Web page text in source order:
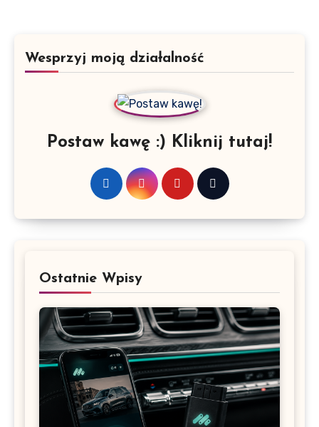
Wesprzyj moją działalność
Postaw kawę :) Kliknij tutaj!
Ostatnie Wpisy